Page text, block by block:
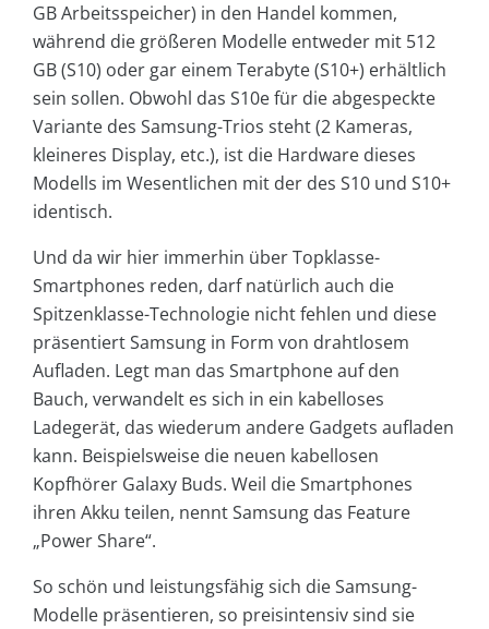
GB Arbeitsspeicher) in den Handel kommen,
während die größeren Modelle entweder mit 512
GB (S10) oder gar einem Terabyte (S10+) erhältlich
sein sollen. Obwohl das S10e für die abgespeckte
Variante des Samsung-Trios steht (2 Kameras,
kleineres Display, etc.), ist die Hardware dieses
Modells im Wesentlichen mit der des S10 und S10+
identisch.
Und da wir hier immerhin über Topklasse-
Smartphones reden, darf natürlich auch die
Spitzenklasse-Technologie nicht fehlen und diese
präsentiert Samsung in Form von drahtlosem
Aufladen. Legt man das Smartphone auf den
Bauch, verwandelt es sich in ein kabelloses
Ladegerät, das wiederum andere Gadgets aufladen
kann. Beispielsweise die neuen kabellosen
Kopfhörer Galaxy Buds. Weil die Smartphones
ihren Akku teilen, nennt Samsung das Feature
„Power Share“.
So schön und leistungsfähig sich die Samsung-
Modelle präsentieren, so preisintensiv sind sie